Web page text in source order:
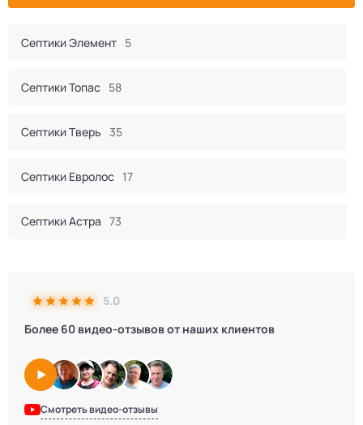
Септики Элемент 5
Септики Топас 58
Септики Тверь 35
Септики Евролос 17
Септики Астра 73
Септики КИТ 44
5.0
Более 60 видео-отзывов от наших клиентов
Смотреть видео-отзывы